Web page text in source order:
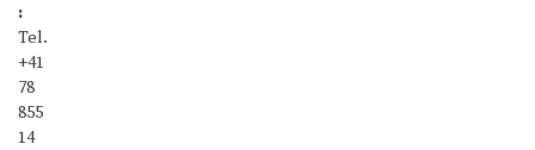
:
Tel.
+41
78
855
14